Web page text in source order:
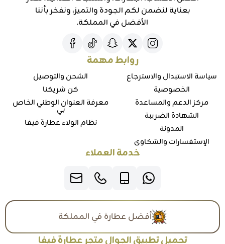
بعناية لنضمن لكم الجودة والتميز، ونفخر بأننا
الأفضل في المملكة.
روابط مهمة
سياسة الاستبدال والاسترجاع
الخصوصية
مركز الدعم والمساعدة
الشهادة الضريبة
المدونة
الإستفسارات والشكاوي
الشحن والتوصيل
كن شريكنا
معرفة العنوان الوطني الخاص
بي
نظام الولاء عطارة فيفا
خدمة العملاء
أفضل عطارة في المملكة
تحميل تطبيق الجوال متجر عطارة فيفا